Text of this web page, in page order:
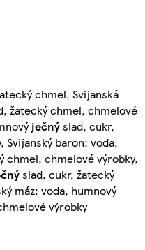
chmel, Svijanská
žatecký chmel, chmelové
ječnýslad, cukr,
baron: voda,
chmel, chmelové výrobky,
slad, cukr, žatecký
máz: voda, humnový
výrobky